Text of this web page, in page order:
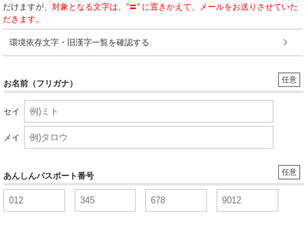
だけますが、 対象となる文字は、"〓" に置きかえて、メールをお送りさせていた
だきます。
環境依存文字・旧漢字一覧を確認する
任意
お名前（フリガナ）
セイ
メイ
任意
あんしんパスポート番号